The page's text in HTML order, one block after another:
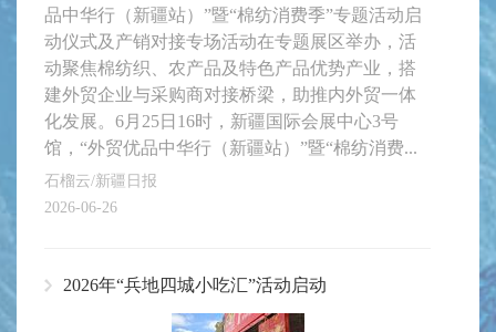
品中华行（新疆站）”暨“棉纺消费季”专题活动启
动仪式及产销对接专场活动在专题展区举办，活
动聚焦棉纺织、农产品及特色产品优势产业，搭
建外贸企业与采购商对接桥梁，助推内外贸一体
化发展。6月25日16时，新疆国际会展中心3号
馆，“外贸优品中华行（新疆站）”暨“棉纺消费...
石榴云/新疆日报
2026-06-26
2026年“兵地四城小吃汇”活动启动